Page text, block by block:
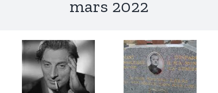
mars 2022